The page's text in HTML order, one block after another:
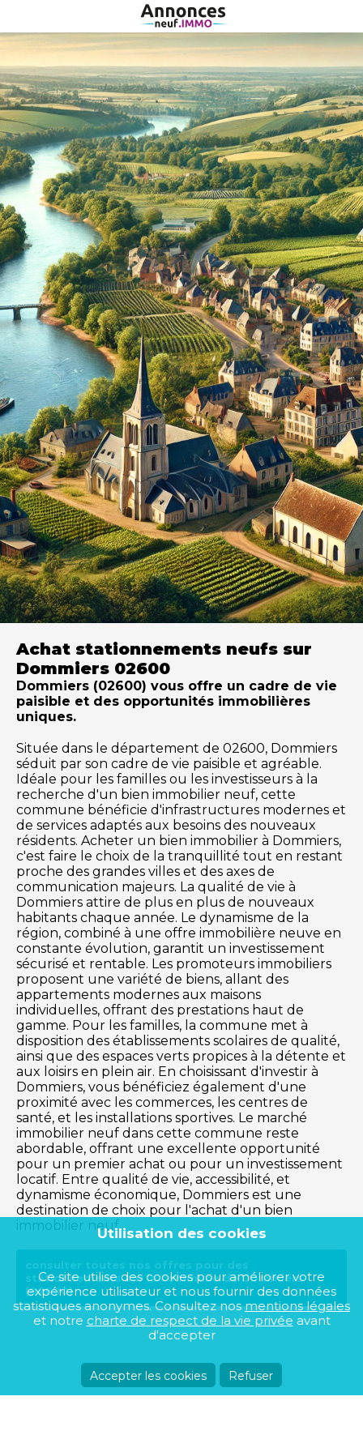
Achat stationnements neufs sur
Dommiers 02600
Dommiers (02600) vous offre un cadre de vie
paisible et des opportunités immobilières
uniques.
Située dans le département de 02600, Dommiers
séduit par son cadre de vie paisible et agréable.
Idéale pour les familles ou les investisseurs à la
recherche d'un bien immobilier neuf, cette
commune bénéficie d'infrastructures modernes et
de services adaptés aux besoins des nouveaux
résidents. Acheter un bien immobilier à Dommiers,
c'est faire le choix de la tranquillité tout en restant
proche des grandes villes et des axes de
communication majeurs. La qualité de vie à
Dommiers attire de plus en plus de nouveaux
habitants chaque année. Le dynamisme de la
région, combiné à une offre immobilière neuve en
constante évolution, garantit un investissement
sécurisé et rentable. Les promoteurs immobiliers
proposent une variété de biens, allant des
appartements modernes aux maisons
individuelles, offrant des prestations haut de
gamme. Pour les familles, la commune met à
disposition des établissements scolaires de qualité,
ainsi que des espaces verts propices à la détente et
aux loisirs en plein air. En choisissant d'investir à
Dommiers, vous bénéficiez également d'une
proximité avec les commerces, les centres de
santé, et les installations sportives. Le marché
immobilier neuf dans cette commune reste
abordable, offrant une excellente opportunité
pour un premier achat ou pour un investissement
locatif. Entre qualité de vie, accessibilité, et
dynamisme économique, Dommiers est une
destination de choix pour l'achat d'un bien
immobilier neuf.
consulter toutes nos offres pour des
stationnements sur la commune de Dommiers
(02600)
Utilisation des cookies
Ce site utilise des cookies pour améliorer votre
expérience utilisateur et nous fournir des données
statistiques anonymes. Consultez nosmentions légales
et notre charte de respect de la vie privée avant
d'accepter
Accepter les cookies Refuser